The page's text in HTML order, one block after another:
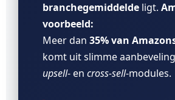
branchegemiddelde ligt.
voorbeeld:
Meer dan 35% van
komt uit slimme
upsell- en cross-sell-modules.